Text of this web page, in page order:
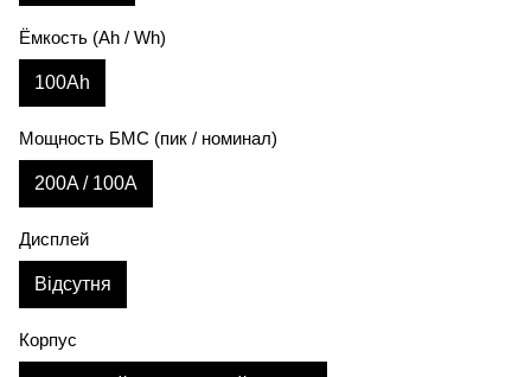
Ёмкость (Ah / Wh)
100Ah
Мощность БМС (пик / номинал)
200A / 100A
Дисплей
Відсутня
Корпус